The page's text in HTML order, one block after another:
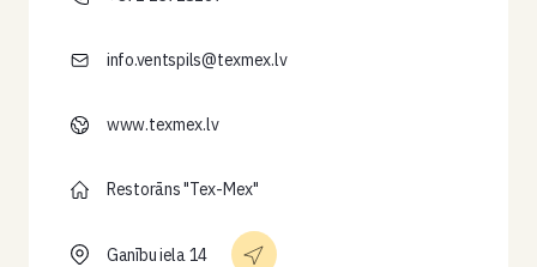
info.ventspils@texmex.lv
www.texmex.lv
Restorāns "Tex-Mex"
Ganību iela 14